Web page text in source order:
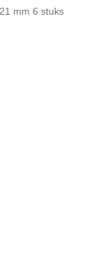
mm 6 stuks